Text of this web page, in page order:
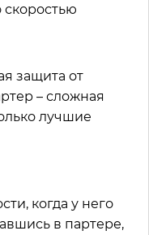
скоростью
защита от
– сложная
лучшие
когда у него
в партере,